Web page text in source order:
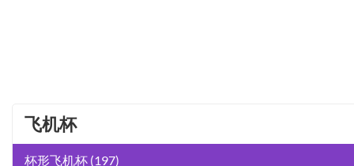
飞机杯
杯形飞机杯 (197)